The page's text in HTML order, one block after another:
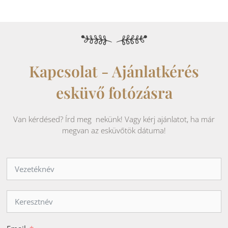
Kapcsolat - Ajánlatkérés
esküvő fotózásra
Van kérdésed? Írd meg nekünk! Vagy kérj ajánlatot, ha már
megvan az esküvőtök dátuma!